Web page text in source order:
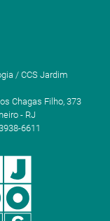
/ CCS Jardim
Chagas Filho, 373
- RJ
6611